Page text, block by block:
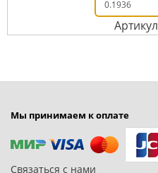
Мы принимаем к оплате
Связаться с нами